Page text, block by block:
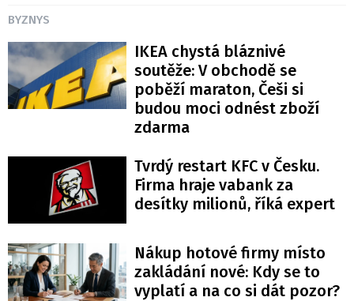
BYZNYS
IKEA chystá bláznivé
soutěže: V obchodě se
poběží maraton, Češi si
budou moci odnést zboží
zdarma
Tvrdý restart KFC v Česku.
Firma hraje vabank za
desítky milionů, říká expert
Nákup hotové firmy místo
zakládání nové: Kdy se to
vyplatí a na co si dát pozor?